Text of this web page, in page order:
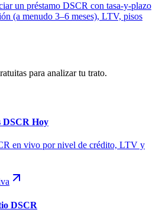
un préstamo DSCR con tasa-y-plazo
(a menudo 3–6 meses), LTV, pisos
para analizar tu trato.
DSCR Hoy
en vivo por nivel de crédito, LTV y
DSCR